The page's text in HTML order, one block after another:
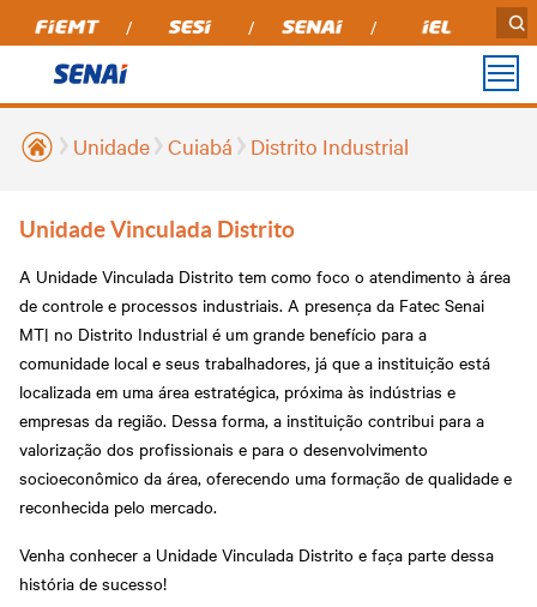
PARA
VOCÊ
Cursos Técnicos 2025
SER Família Capacita
Cursos de Pós-
graduação
Senai Senar
Performance - Case IH e
Senai MT
Cursos de Graduação
Todos os Cursos
Validar Documento -
Cadastre-se em nossa
Newsletter
PARA
INDÚSTRIA
Inovação Aberta
Educação Profissional
Educação Superior
e Inovação
Instituto Senai de
Tecnologia
Laboratórios
Unidades Móveis
Cadastre-se em nossa
Hub de inovação da
indústria
UNIDADES
Alta Floresta
Barra do Bugres
Cáceres
Lucas do Rio Verde
Cuiabá
Campo Verde
Nova Mutum
Rondonópolis
Sinop
MÍDIAS
Podcasts
Revista Indústria de
Mato Grosso
Relatório de Atividades
INSTITUCIONAL
Sobre nós
Compliance
Portal do Fornecedor
Transparência
Relatório Anual
Assessoria de
Comunicação
Trabalhe Conosco
Regional
Abrir Solicitação no SAC
TRANSPARÊNCIA
TCU
OUVIDORIA Unidade Cuiabá Distrito Industrial
Unidade Vinculada Distrito
A Unidade Vinculada Distrito tem como foco o atendimento à área
de controle e processos industriais. A presença da Fatec Senai
MT| no Distrito Industrial é um grande benefício para a
comunidade local e seus trabalhadores, já que a instituição está
localizada em uma área estratégica, próxima às indústrias e
empresas da região. Dessa forma, a instituição contribui para a
valorização dos profissionais e para o desenvolvimento
socioeconômico da área, oferecendo uma formação de qualidade e
reconhecida pelo mercado.
Venha conhecer a Unidade Vinculada Distrito e faça parte dessa
história de sucesso!